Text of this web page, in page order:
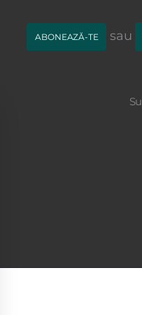
ABONEAZĂ-TE sau